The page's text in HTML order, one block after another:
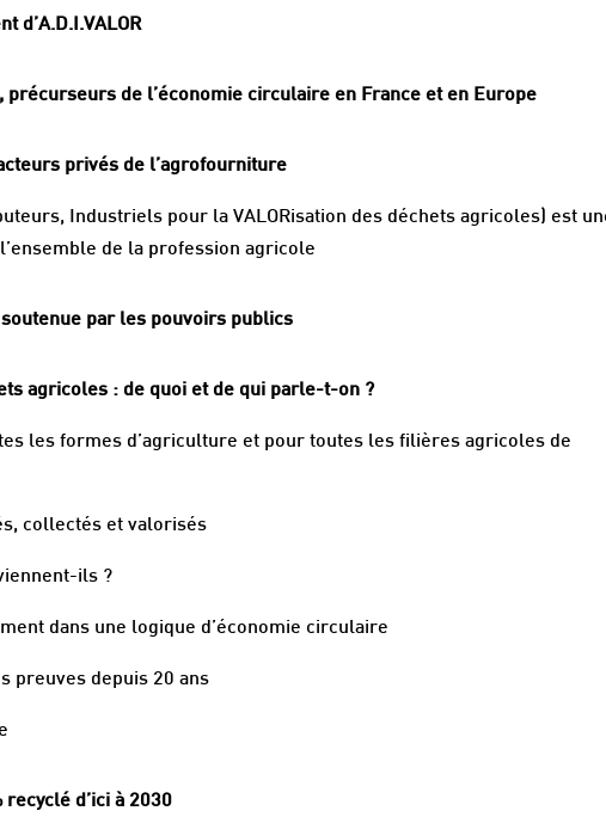
d’A.D.I.VALOR
précurseurs de l’économie circulaire en France et en Europe
privés de l’agrofourniture
Industriels pour la VALORisation des déchets agricoles) est
de la profession agricole
par les pouvoirs publics
agricoles : de quoi et de qui parle-t-on ?
les formes d’agriculture et pour toutes les filières agricoles de
collectés et valorisés
ils ?
dans une logique d’économie circulaire
preuves depuis 20 ans
d’ici à 2030